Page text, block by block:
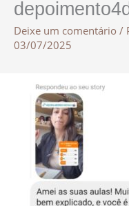
Deixe um comentário /
03/07/2025